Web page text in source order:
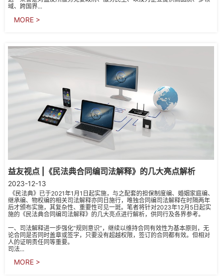
域、跨国界...
MORE >
益友视点 |《民法典合同编司法解释》的几大亮点解析
2023-12-13
《民法典》已于2021年1月1日起实施，与之配套的担保制度编、婚姻家庭编、
继承编、物权编的相关司法解释亦同日施行，唯独合同编司法解释在时隔两年
后才颁布实施，其复杂性、重要性可见一斑。笔者将针对2023年12月5日起实
施的《民法典合同编司法解释》的几大亮点进行解析，供同行及各界参考。
一、司法解释进一步强化“规则意识”，继续以维持合同有效性为基本原则，无
论合同是否同时盖章或签字，只要没有超越权限，签订的合同都有效。但相对
人的证明责任同等重要。
司法...
MORE >